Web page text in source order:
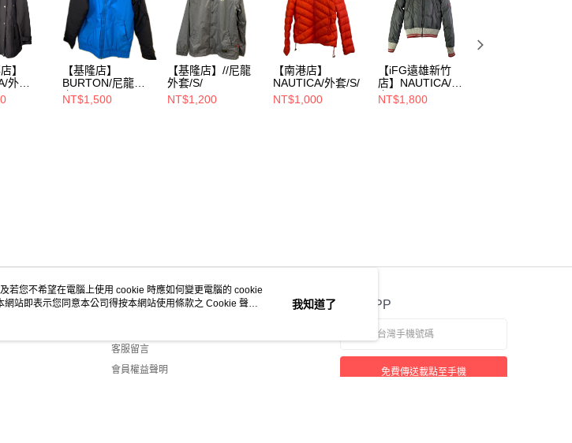
】
外
【基隆店】
BURTON/尼龍外
套/M/
NT$1,500
【基隆店】//尼龍
外套/S/
NT$1,200
【南港店】
NAUTICA/外套/S/
NT$1,000
【iFG遠雄新竹
店】NAUTICA/外
套/S/
NT$1,800
客服資訊
客服留言
會員權益聲明
官方APP
免費傳送載點至手機
若您不希望在電腦上使用 cookie 時應如何變更電腦的 cookie
網站即表示您同意本公司得按本網站使用條款之 Cookie 聲明
我知道了